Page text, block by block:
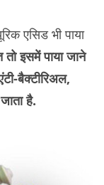
एसिड भी पाया
इसमें पाया जाने
बैक्टीरिअल,
है.